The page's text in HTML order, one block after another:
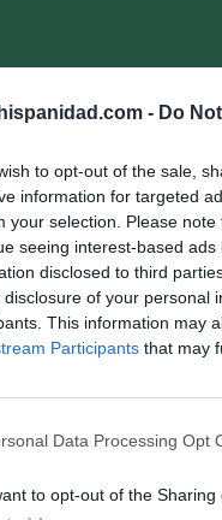
- Do
to opt-out of the sale,
information for targeted
your selection. Please
seeing interest-based
disclosed to third
of your personal
This information may
Participants that may
Data Processing Opt
to opt-out of the Sharing
Situación
el riesgo de deuda
06/08/26 16:47